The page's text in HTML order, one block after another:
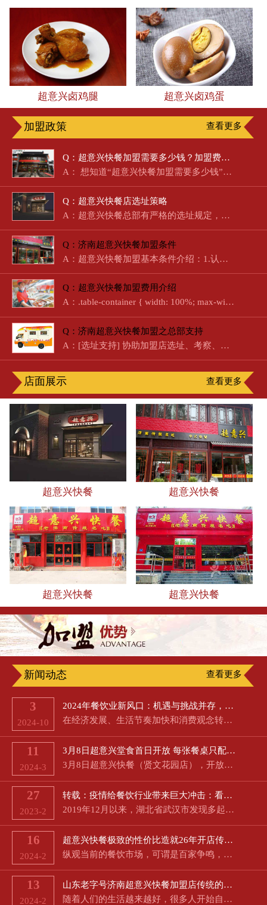
超意兴卤鸡腿 超意兴卤鸡蛋
加盟政策 查看更多
Q：超意兴快餐加盟需要多少钱？加盟费明细及盈利分析
A： 想知道“超意兴快餐加盟需要多少钱”？作为济南本土起步的…
Q：超意兴快餐店选址策略
A：超意兴快餐总部有严格的选址规定，总部会派人去把关，实地考…
Q：济南超意兴快餐加盟条件
A：超意兴快餐加盟基本条件介绍：1.认同“超意兴”的经营模式、…
Q：超意兴快餐加盟费用介绍
A：.table-container { width: 100%; max-width: …
Q：济南超意兴快餐加盟之总部支持
A：[选址支持] 协助加盟店选址、考察、经营、定位。[培训支持]…
店面展示 查看更多
超意兴快餐 超意兴快餐
超意兴快餐 超意兴快餐
新闻动态 查看更多
3
2024-10
2024年餐饮业新风口：机遇与挑战并存，超意兴助您成功
在经济发展、生活节奏加快和消费观念转变等多重因素的交织影响下，餐饮业正面临前所未有的变革。价格战愈演愈…
11
2024-3
3月8日超意兴堂食首日开放 每张餐桌只配备一把椅子
3月8日超意兴快餐（贤文花园店），开放了堂食。超意兴快餐总经理助理宋业飞告诉记者：“超意兴部分门店在今天…
27
2023-2
转载：疫情给餐饮行业带来巨大冲击：看海底捞如何应对
2019年12月以来，湖北省武汉市发现多起病毒性肺炎病例，后诊断为新型冠状病毒肺炎，随后相关病情在全国范围内…
16
2024-2
超意兴快餐极致的性价比造就26年开店传奇开出400家连锁店声名远播
纵观当前的餐饮市场，可谓是百家争鸣，竞争激烈的同时，顾客的选择也是非常的丰富。很多餐饮品牌的名字都能够…
13
2024-2
山东老字号济南超意兴快餐加盟店传统的坚持与传承
随着人们的生活越来越好，很多人开始自己选择创业。现代社会给人们带来的压力也很大，节奏快的生活紧张的学习…